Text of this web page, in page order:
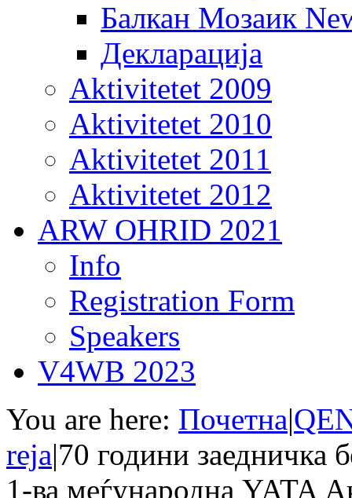
Балкан Мозаик
Декларација
Aktivitetet 2009
Aktivitetet 2010
Aktivitetet 2011
Aktivitetet 2012
ARW OHRID 2021
Info
Registration Form
Speakers
V4WB 2023
You are here: Почетна|
reja|70 години заедничка
1-ва меѓународна YATA